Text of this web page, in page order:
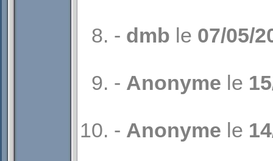
- dmb le 07/05/
- Anonyme le
- Anonyme le